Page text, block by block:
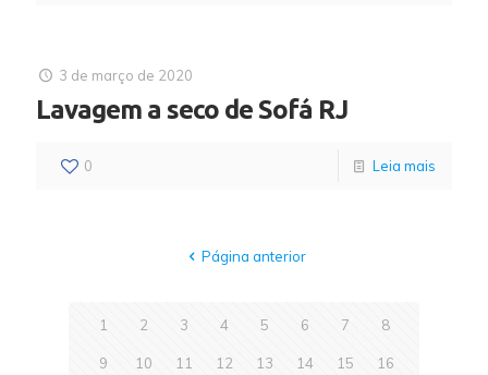
3 de março de 2020
Lavagem a seco de Sofá RJ
0 Leia mais
Página anterior
1 2 3 4 5 6 7 8
9 10 11 12 13 14 15 16